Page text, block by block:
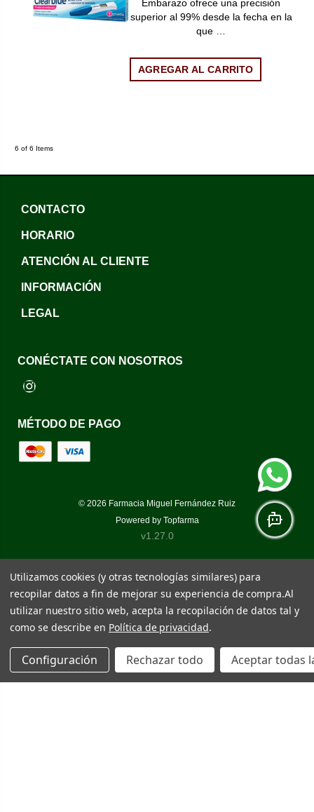
Embarazo ofrece una precisión
superior al 99% desde la fecha en la
que …
AGREGAR AL CARRITO
6 of 6 Items
CONTACTO
HORARIO
ATENCIÓN AL CLIENTE
INFORMACIÓN
LEGAL
CONÉCTATE CON NOSOTROS
Instagram
MÉTODO DE PAGO
© 2026 Farmacia Miguel Fernández Ruiz
Powered by Topfarma
v1.27.0
Utilizamos cookies (y otras tecnologías similares) para
recopilar datos a fin de mejorar su experiencia de compra.Al
utilizar nuestro sitio web, acepta la recopilación de datos tal y
como se describe en Política de privacidad.
Configuración Rechazar todo Aceptar todas